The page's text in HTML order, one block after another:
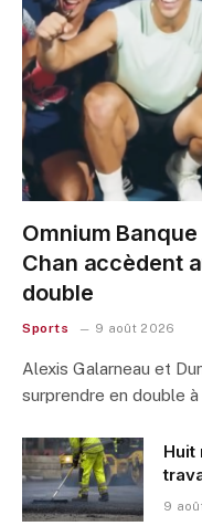
Omnium
Chan accèdent
double
Sports 9 août 2026
Alexis Galarneau et
surprendre en double à
Huit
9